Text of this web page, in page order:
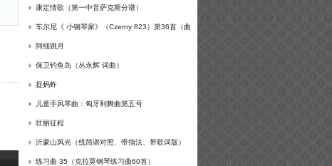
康定情歌（第一中音萨克斯分谱）
车尔尼《 小钢琴家》（Czerny 823）第36首（曲
谱及练习提示）
阿细跳月
保卫钓鱼岛（丛永辉 词曲）
捉蚂蚱
儿童手风琴曲：匈牙利舞曲第五号
壮丽征程
沂蒙山风光（线简谱对照、带指法、带歌词版）
练习曲 35（克拉莫钢琴练习曲60首）